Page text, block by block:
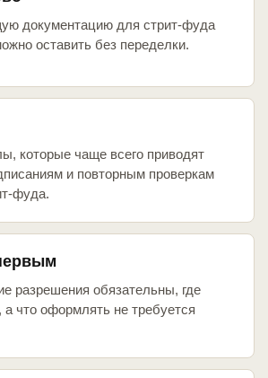
документацию для стрит-фуда
оставить без переделки.
которые чаще всего приводят
и повторным проверкам
фуда.
разрешения обязательны, где
а что оформлять не требуется